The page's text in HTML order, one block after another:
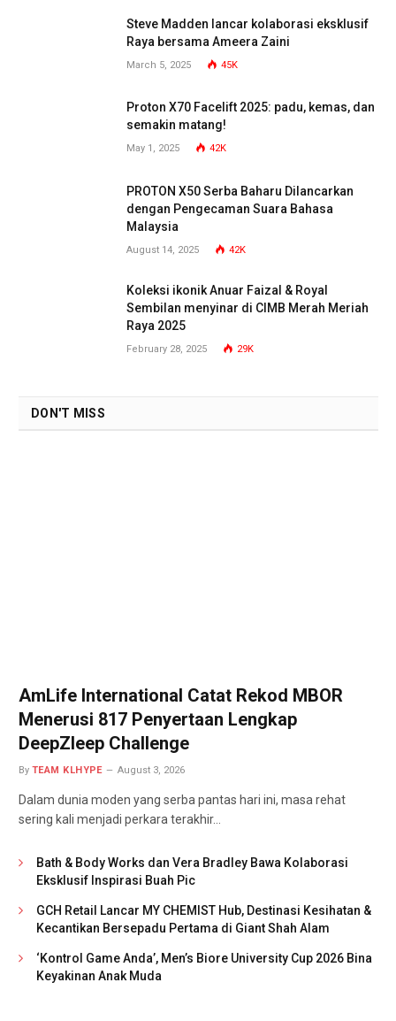
Steve Madden lancar kolaborasi eksklusif
Raya bersama Ameera Zaini
March 5, 2025 45K
Proton X70 Facelift 2025: padu, kemas, dan
semakin matang!
May 1, 2025 42K
PROTON X50 Serba Baharu Dilancarkan
dengan Pengecaman Suara Bahasa
Malaysia
August 14, 2025 42K
Koleksi ikonik Anuar Faizal & Royal
Sembilan menyinar di CIMB Merah Meriah
Raya 2025
February 28, 2025 29K
DON'T MISS
AmLife International Catat Rekod MBOR
Menerusi 817 Penyertaan Lengkap
DeepZleep Challenge
By TEAM KLHYPE August 3, 2026
Dalam dunia moden yang serba pantas hari ini, masa rehat
sering kali menjadi perkara terakhir…
Bath & Body Works dan Vera Bradley Bawa Kolaborasi
Eksklusif Inspirasi Buah Pic
GCH Retail Lancar MY CHEMIST Hub, Destinasi Kesihatan &
Kecantikan Bersepadu Pertama di Giant Shah Alam
‘Kontrol Game Anda’, Men’s Biore University Cup 2026 Bina
Keyakinan Anak Muda